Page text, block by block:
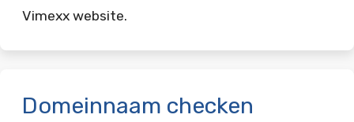
Vimexx website.
Domeinnaam checken